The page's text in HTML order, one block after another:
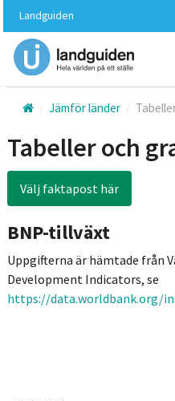
huvudinnehållet
Landguiden
Jämför länder
Tabeller och
Välj faktapost här
BNP-tillväxt
Uppgifterna är hämtade från
Development Indicators, se
https://data.worldbank.org/